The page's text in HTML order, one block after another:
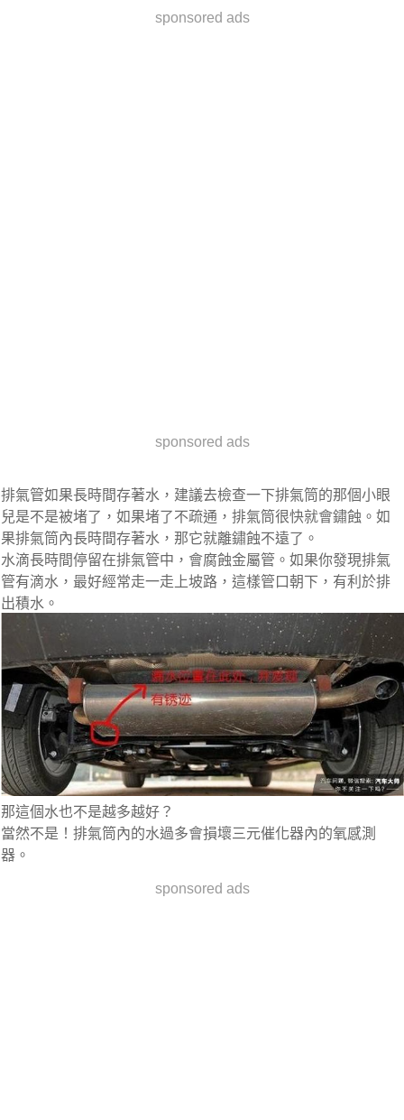
sponsored ads
sponsored ads
排氣管如果長時間存著水，建議去檢查一下排氣筒的那個小眼
兒是不是被堵了，如果堵了不疏通，排氣筒很快就會鏽蝕。如
果排氣筒內長時間存著水，那它就離鏽蝕不遠了。
水滴長時間停留在排氣管中，會腐蝕金屬管。如果你發現排氣
管有滴水，最好經常走一走上坡路，這樣管口朝下，有利於排
出積水。
那這個水也不是越多越好？
當然不是！排氣筒內的水過多會損壞三元催化器內的氧感測
器。
sponsored ads